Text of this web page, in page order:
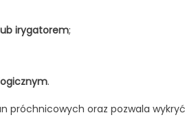
irygatorem;
.
próchnicowych oraz pozwala wykryć